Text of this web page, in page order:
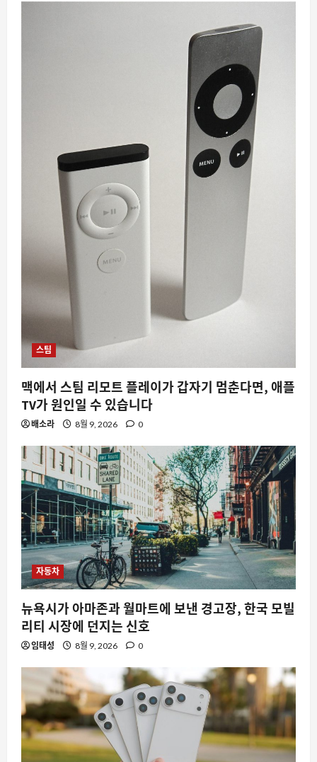
스팀
맥에서 스팀 리모트 플레이가 갑자기 멈춘다면, 애플
TV가 원인일 수 있습니다
배소라 8월 9, 2026 0
자동차
뉴욕시가 아마존과 월마트에 보낸 경고장, 한국 모빌
리티 시장에 던지는 신호
임태성 8월 9, 2026 0